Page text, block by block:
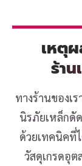
เหตุผ
ร้า
ทางร้านของเ
นิรภัยเหล็กดั
ด้วยเทคนิคที่
วัสดุเกรดอุ